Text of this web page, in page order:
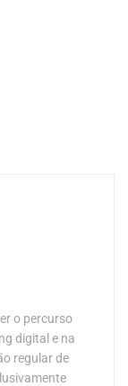
o percurso
digital e na
regular de